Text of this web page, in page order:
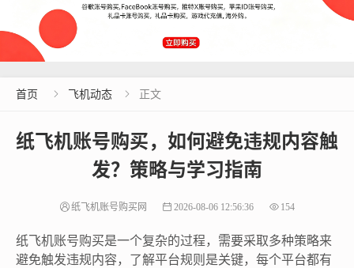
首页  飞机动态  正文
纸飞机账号购买，如何避免违规内容触
发？策略与学习指南
纸飞机账号购买网 2026-08-06 12:56:36 154
纸飞机账号购买是一个复杂的过程，需要采取多种策略来
避免触发违规内容，了解平台规则是关键，每个平台都有